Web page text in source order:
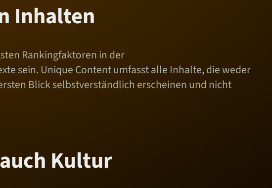
Inhalten
Rankingfaktoren in der
sein. Unique Content umfasst alle Inhalte, die weder
Blick selbstverständlich erscheinen und nicht
Kultur